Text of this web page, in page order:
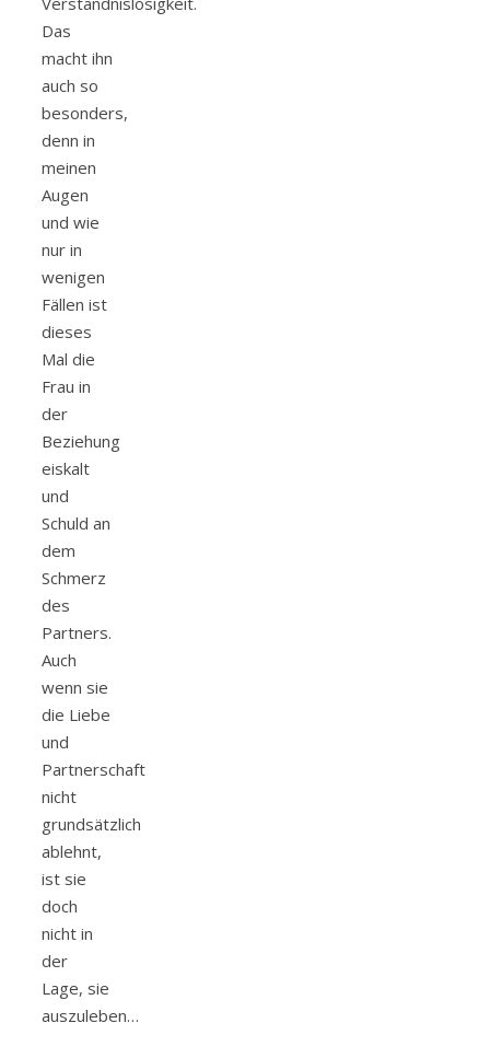
Das
macht ihn
auch so
besonders,
denn in
meinen
Augen
und wie
nur in
wenigen
Fällen ist
dieses
Mal die
Frau in
der
Beziehung
eiskalt
und
Schuld an
dem
Schmerz
des
Partners.
Auch
wenn sie
die Liebe
und
Partnerschaft
nicht
grundsätzlich
ablehnt,
ist sie
doch
nicht in
der
Lage, sie
auszuleben…